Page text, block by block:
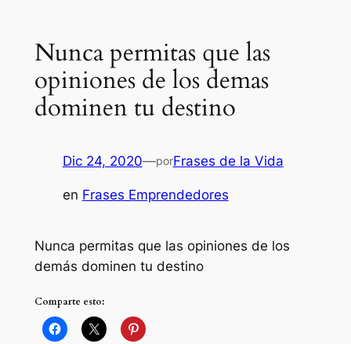
Nunca permitas que las
opiniones de los demas
dominen tu destino
Dic 24, 2020—porFrases de la Vida
en Frases Emprendedores
Nunca permitas que las opiniones de los
demás dominen tu destino
Comparte esto: